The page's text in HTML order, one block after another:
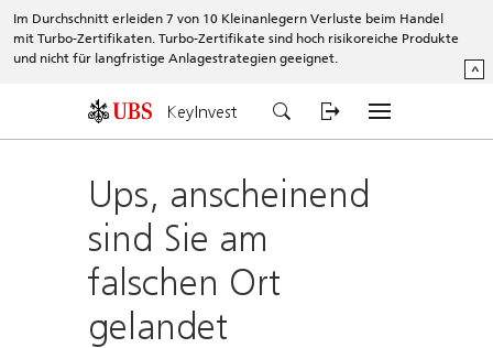
Im Durchschnitt erleiden 7 von 10 Kleinanlegern Verluste beim Handel
mit Turbo-Zertifikaten. Turbo-Zertifikate sind hoch risikoreiche Produkte
und nicht für langfristige Anlagestrategien geeignet.
^
KeyInvest
Ups, anscheinend
sind Sie am
falschen Ort
gelandet